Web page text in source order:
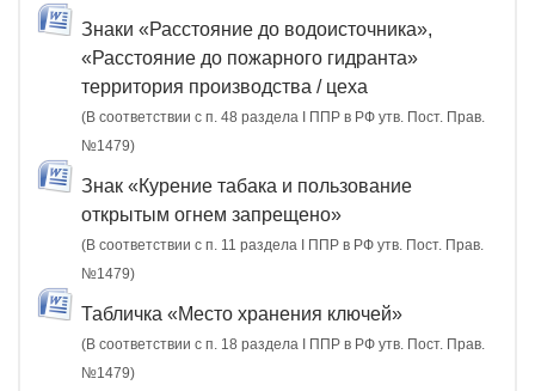
Знаки «Расстояние до водоисточника»,
«Расстояние до пожарного гидранта»
территория производства / цеха
(В соответствии с п. 48 раздела I ППР в РФ утв. Пост. Прав.
№1479)
Знак «Курение табака и пользование
открытым огнем запрещено»
(В соответствии с п. 11 раздела I ППР в РФ утв. Пост. Прав.
№1479)
Табличка «Место хранения ключей»
(В соответствии с п. 18 раздела I ППР в РФ утв. Пост. Прав.
№1479)